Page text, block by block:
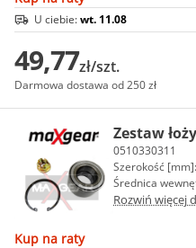
U ciebie:wt. 11.08
49,77zł/szt.
Darmowa dostawa od 250 zł
Zestaw
0510330311
Szerokość [mm]:
Średnica
Rozwiń więcej
Kup na raty